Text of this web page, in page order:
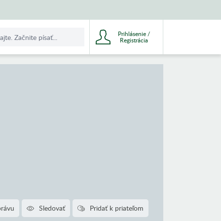
Prihlásenie /
Registrácia
Sledovať Pridať k priateľom